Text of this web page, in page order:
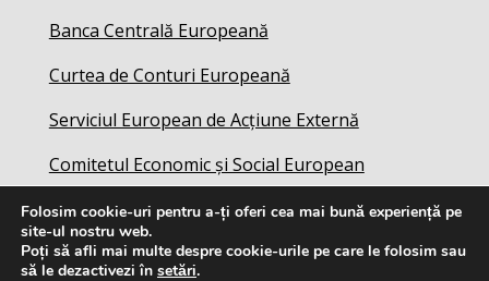
Banca Centrală Europeană
Curtea de Conturi Europeană
Serviciul European de Acțiune Externă
Comitetul Economic și Social European
Folosim cookie-uri pentru a-ți oferi cea mai bună experiență pe
site-ul nostru web.
Poți să afli mai multe despre cookie-urile pe care le folosim sau
să le dezactivezi în setări.